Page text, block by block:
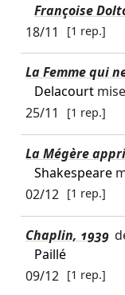
Françoise
18/11
[1 rep.]
La Femme qui
Delacourt
25/11
[1 rep.]
La Mégère
Shakespeare
02/12 [1 rep.]
Chaplin, 1939
Paillé
09/12 [1 rep.]